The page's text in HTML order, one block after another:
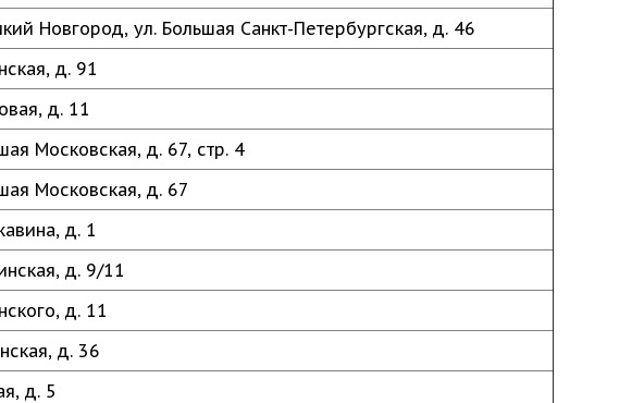
Новгород, ул. Большая Санкт-Петербургская, д. 46
д. 91
д. 11
Московская, д. 67, стр. 4
Московская, д. 67
д. 1
д. 9/11
д. 11
д. 36
д. 5